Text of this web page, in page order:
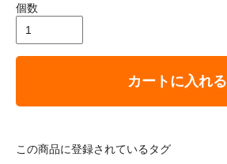
個数
カートに入れる
この商品に登録されているタグ